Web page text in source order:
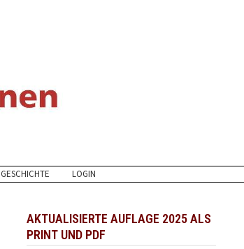
GESCHICHTE LOGIN
AKTUALISIERTE AUFLAGE 2025 ALS
PRINT UND PDF